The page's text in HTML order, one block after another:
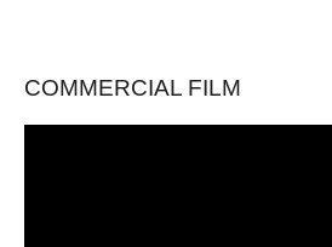
COMMERCIAL FILM